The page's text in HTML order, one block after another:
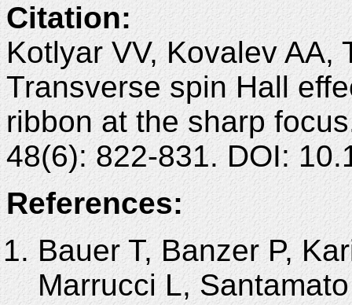
Citation:
Kotlyar VV, Kovalev AA,
Transverse spin Hall
ribbon at the sharp
48(6): 822-831. DOI:
References:
Bauer T, Banzer P,
Marrucci L,